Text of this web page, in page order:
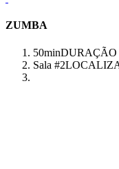
ZUMBA
50minDURAÇÃO
Sala #2